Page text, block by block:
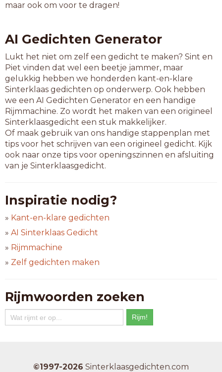
maar ook om voor te dragen!
AI Gedichten Generator
Lukt het niet om zelf een gedicht te maken? Sint en
Piet vinden dat wel een beetje jammer, maar
gelukkig hebben we honderden kant-en-klare
Sinterklaas gedichten op onderwerp. Ook hebben
we een AI Gedichten Generator en een handige
Rijmmachine. Zo wordt het maken van een origineel
Sinterklaasgedicht een stuk makkelijker.
Of maak gebruik van ons handige stappenplan met
tips voor het schrijven van een origineel gedicht. Kijk
ook naar onze tips voor openingszinnen en afsluiting
van je Sinterklaasgedicht.
Inspiratie nodig?
» Kant-en-klare gedichten
» AI Sinterklaas Gedicht
» Rijmmachine
» Zelf gedichten maken
Rijmwoorden zoeken
©1997-2026 Sinterklaasgedichten.com